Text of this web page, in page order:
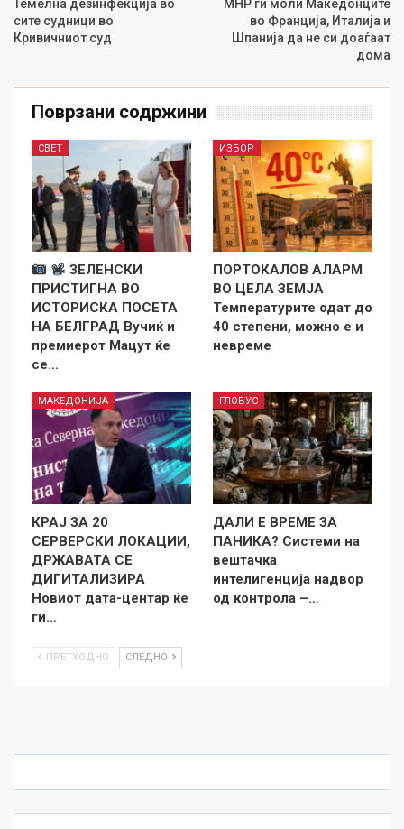
Темелна дезинфекција во
сите судници во
Кривичниот суд
МНР ги моли Македонците
во Франција, Италија и
Шпанија да не си доаѓаат
дома
Поврзани содржини
СВЕТ
ЗЕЛЕНСКИ
ПРИСТИГНА ВО
ИСТОРИСКА ПОСЕТА
НА БЕЛГРАД Вучиќ и
премиерот Мацут ќе
се…
ИЗБОР
ПОРТОКАЛОВ АЛАРМ
ВО ЦЕЛА ЗЕМЈА
Температурите одат до
40 степени, можно е и
невреме
МАКЕДОНИЈА
КРАЈ ЗА 20
СЕРВЕРСКИ ЛОКАЦИИ,
ДРЖАВАТА СЕ
ДИГИТАЛИЗИРА
Новиот дата-центар ќе
ги…
ГЛОБУС
ДАЛИ Е ВРЕМЕ ЗА
ПАНИКА? Системи на
вештачка
интелигенција надвор
од контрола –…
ПРЕТХОДНО СЛЕДНО